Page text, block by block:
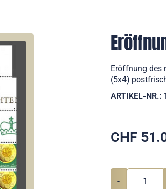
Eröffnung des
(5x4)
ARTIKEL-NR.:
CHF
-